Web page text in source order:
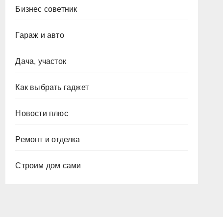
Бизнес советник
Гараж и авто
Дача, участок
Как выбрать гаджет
Новости плюс
Ремонт и отделка
Строим дом сами